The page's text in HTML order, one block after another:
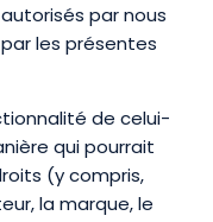
par nous
les présentes
de celui-
qui pourrait
(y compris,
la marque, le